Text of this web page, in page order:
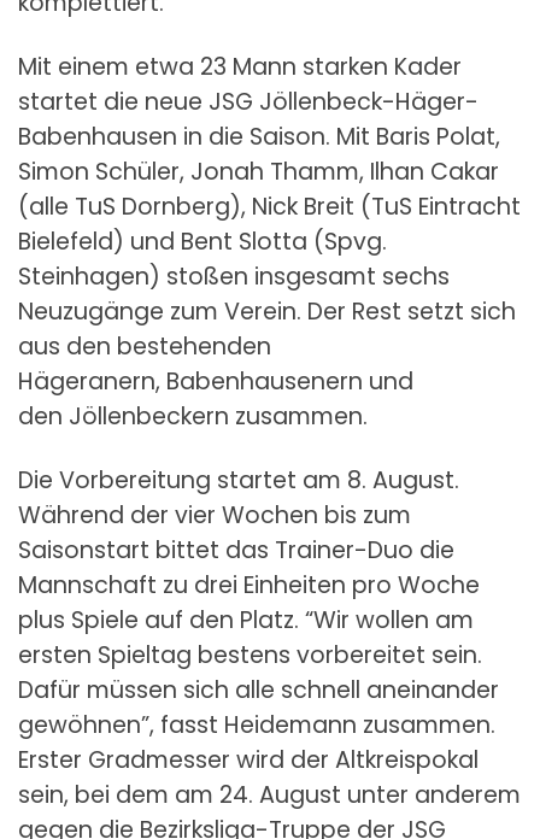
Mit einem etwa 23 Mann starken Kader
startet die neue JSG Jöllenbeck-Häger-
Babenhausen in die Saison. Mit Baris Polat,
Simon Schüler, Jonah Thamm, Ilhan Cakar
(alle TuS Dornberg), Nick Breit (TuS Eintracht
Bielefeld) und Bent Slotta (Spvg.
Steinhagen) stoßen insgesamt sechs
Neuzugänge zum Verein. Der Rest setzt sich
aus den bestehenden
Hägeranern, Babenhausenern und
den Jöllenbeckern zusammen.
Die Vorbereitung startet am 8. August.
Während der vier Wochen bis zum
Saisonstart bittet das Trainer-Duo die
Mannschaft zu drei Einheiten pro Woche
plus Spiele auf den Platz. “Wir wollen am
ersten Spieltag bestens vorbereitet sein.
Dafür müssen sich alle schnell aneinander
gewöhnen”, fasst Heidemann zusammen.
Erster Gradmesser wird der Altkreispokal
sein, bei dem am 24. August unter anderem
gegen die Bezirksliga-Truppe der JSG